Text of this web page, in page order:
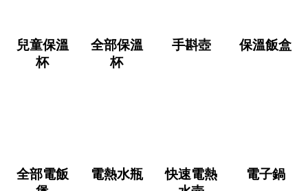
兒童保溫
杯
全部保溫
杯
手斟壺 保溫飯盒
全部電飯
電熱水瓶
快速電熱
電子鍋